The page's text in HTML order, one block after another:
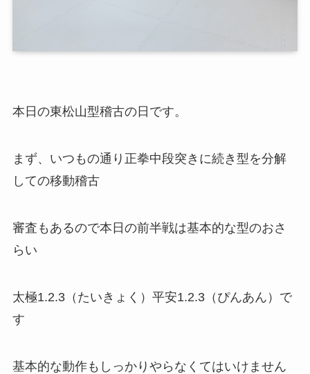
本日の東松山型稽古の日です。
まず、いつもの通り正拳中段突きに続き型を分解
しての移動稽古
審査もあるので本日の前半戦は基本的な型のおさ
らい
太極1.2.3（たいきょく）平安1.2.3（ぴんあん）で
す
基本的な動作もしっかりやらなくてはいけません